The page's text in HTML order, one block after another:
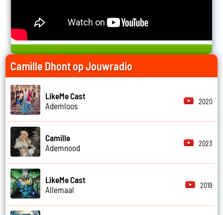
Camille Dhont op Jouwradio
LikeMe Cast
Ademloos
2020
Camille
Ademnood
2023
LikeMe Cast
Allemaal
2019